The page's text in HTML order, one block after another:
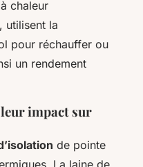
chaleur
utilisent la
pour réchauffer ou
un rendement
impact sur
de pointe
La laine de